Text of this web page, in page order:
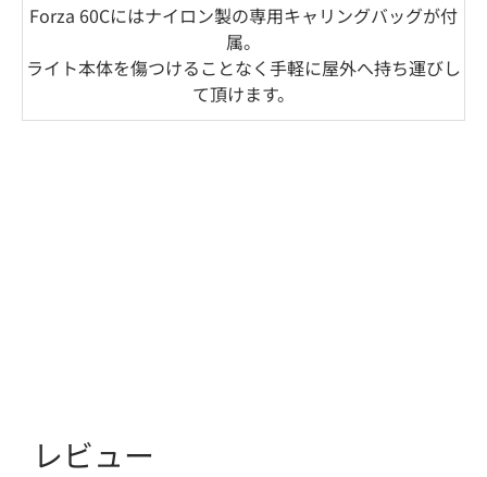
Forza 60Cにはナイロン製の専用キャリングバッグが付
属。
ライト本体を傷つけることなく手軽に屋外へ持ち運びし
て頂けます。
レビュー